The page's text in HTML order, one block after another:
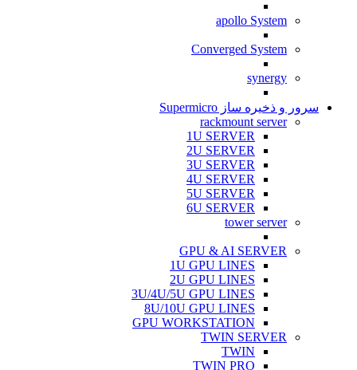
apollo System
Converged System
synergy
سرور و ذخیره ساز Supermicro
rackmount server
1U SERVER
2U SERVER
3U SERVER
4U SERVER
5U SERVER
6U SERVER
tower server
GPU & AI SERVER
1U GPU LINES
2U GPU LINES
3U/4U/5U GPU LINES
8U/10U GPU LINES
GPU WORKSTATION
TWIN SERVER
TWIN
TWIN PRO